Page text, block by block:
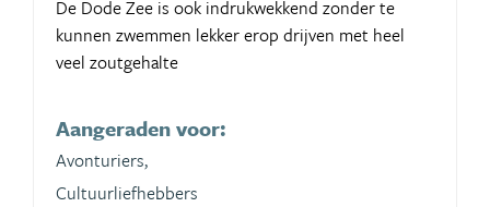
De Dode Zee is ook indrukwekkend zonder te
kunnen zwemmen lekker erop drijven met heel
veel zoutgehalte
Aangeraden voor:
Avonturiers,
Cultuurliefhebbers